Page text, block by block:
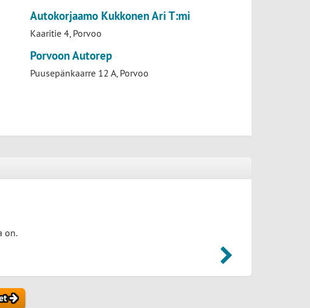
Autokorjaamo Kukkonen Ari T:mi
Kaaritie 4, Porvoo
Porvoon Autorep
Puusepänkaarre 12 A, Porvoo